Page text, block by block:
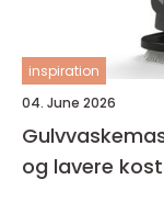
inspiration
04. June 2026
og lavere